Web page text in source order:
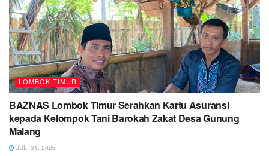
LOMBOK TIMUR
BAZNAS Lombok Timur Serahkan Kartu Asuransi
kepada Kelompok Tani Barokah Zakat Desa Gunung
Malang
JULI 31, 2026